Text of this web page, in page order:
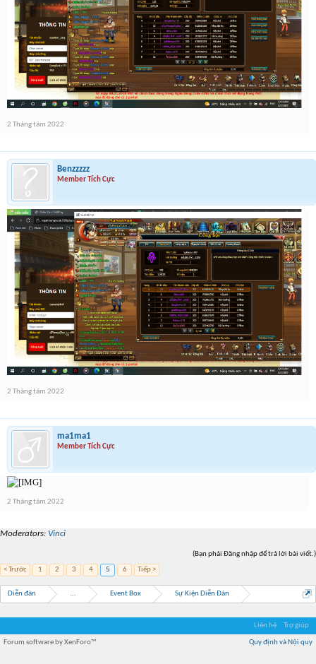
2 Tháng tám 2022
Benzzzzz
Member Tích Cực
2 Tháng tám 2022
ma1ma1
Member Tích Cực
2 Tháng tám 2022
Moderators: Vinci
(Bạn phải Đăng nhập để trả lời bài viết.)
< Trước
1 2 3 4 5 6 Tiếp >
Diễn đàn ... Event Box Sự Kiện Diễn Đàn
Liên hệ Trợ giúp
Quy định và Nội quy
Forum software by XenForo™